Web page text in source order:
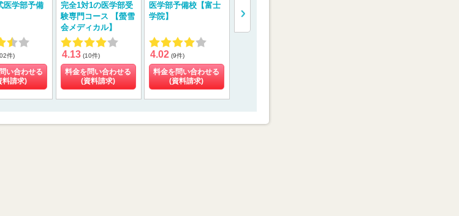
医学部予備
件)
い合わせる
料請求)
完全1対1の医学部受
験専門コース 【螢雪
会メディカル】
4.13 (10件)
料金を問い合わせる
(資料請求)
医学部予備校【富士
学院】
4.02 (9件)
料金を問い合わせる
(資料請求)
予備校【レクサス